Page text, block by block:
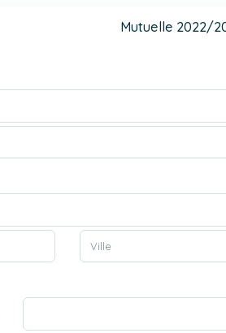
Mutuelle 2022/